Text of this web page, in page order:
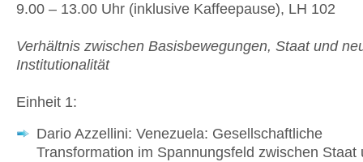
9.00 – 13.00 Uhr (inklusive Kaffeepause), LH 102
Verhältnis zwischen Basisbewegungen, Staat und
Institutionalität
Einheit 1:
Dario Azzellini: Venezuela: Gesellschaftliche
Transformation im Spannungsfeld zwischen Staat